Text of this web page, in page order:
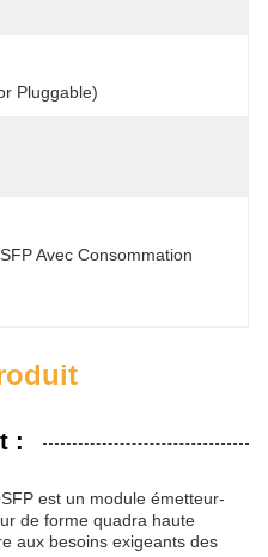
Pluggable)
Avec Consommation
:
est un module émetteur-
de forme quadra haute
aux besoins exigeants des